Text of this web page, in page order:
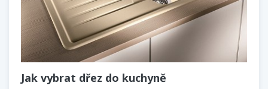
Jak vybrat dřez do kuchyně